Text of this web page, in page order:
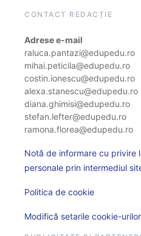
CONTACT REDACȚIE
Adrese e-mail
raluca.pantazi@edupedu.ro
mihai.peticila@edupedu.ro
costin.ionescu@edupedu.ro
alexa.stanescu@edupedu.ro
diana.ghimisi@edupedu.ro
stefan.lefter@edupedu.ro
ramona.florea@edupedu.ro
Notă de informare cu privire
personale prin intermediul
Politica de cookie
Modifică setarile cookie-urilor